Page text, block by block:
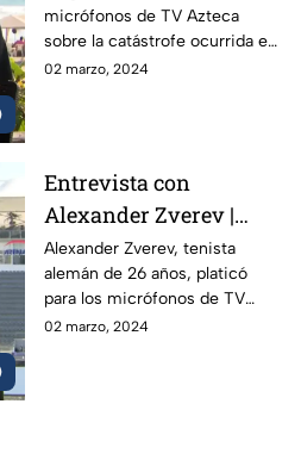
micrófonos de TV Azteca
sobre la catástrofe ocurrida en
Acapulco y como el Abierto
02 marzo, 2024
Entrevista con
Alexander Zverev |
Abierto Mexicano de
Tenis
Alexander Zverev, tenista
alemán de 26 años, platicó
para los micrófonos de TV
Azteca Deportes durante su
02 marzo, 2024